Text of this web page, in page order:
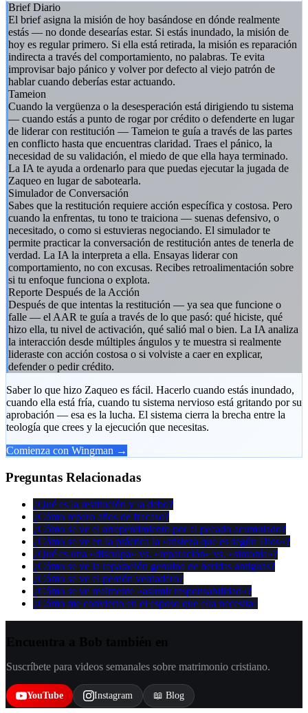
Brief Diario
El brief asigna la misión de hoy basándose en dónde realmente
estás — no donde desearías estar. Si estás inundado, la misión de
hoy es regular primero. Si ella está retirada, la misión es reparación
indirecta a través del comportamiento, no palabras. Te evita
improvisar bajo pánico y volver por defecto al viejo patrón de
hablar cuando deberías estar actuando.
Tameion
Cuando la vergüenza o la desesperación está dirigiendo tu sistema
— cuando estás a punto de rogar por crédito o defenderte en lugar
de liderar con restitución — Tameion te guía a través de las partes
en conflicto hasta que encuentras claridad. Traes el pánico, la
necesidad de su validación, el miedo de que ella haya terminado.
La IA te ayuda a ordenarlo para que puedas ejecutar la jugada de
Zaqueo en lugar de sabotearla.
Simulador de Conversación
Sabes que la restitución requiere acción específica y costosa. Pero
cuando la enfrentas, tu tono te traiciona — suenas defensivo, o
necesitado, o como si estuvieras negociando. El simulador te
permite practicar la conversación de restitución antes de tenerla de
verdad. La IA la interpreta a ella. Ensayas liderar con
comportamiento, no con excusas. Recibes retroalimentación sobre
si tu enfoque funciona o explota.
Reporte Después de la Acción
Después de que intentas la restitución — ya sea que funcione o
falle — el AAR te guía a través de lo que pasó: qué hiciste, qué
hizo ella, tu nivel de activación, qué salió mal o bien. La IA analiza
la interacción desde múltiples ángulos y te muestra si realmente
lideraste con acción costosa o si volviste a caer en explicar,
defender o pedir crédito.
Saber lo que hizo Zaqueo es fácil. Hacerlo cuando estás inundado,
cuando ella está fría, cuando tu sistema nervioso está gritando por su
aprobación — esa es la lucha. El sistema cierra la brecha entre la
teología que crees y la ejecución que necesitas.
Comienza con Wingman →
Preguntas Relacionadas
¿Qué es la restitución y la debo?
¿Cómo reparo años de fracaso?
¿Cómo se ve el arrepentimiento por el pecado acumulado?
¿Cómo se ve en la práctica la «tristeza que es según Dios»?
¿Qué es una «disculpa» vs. «reparación» vs. «sintonía»?
¿Cómo se ve la reparación genuina de heridas antiguas?
¿Cómo se ve el perdón verdadero?
¿Cómo se ve realmente «asumir responsabilidad»?
¿Cómo me convierto en el esposo que ella necesita?
Suscríbete para videos semanales sobre matrimonio cristiano.
YouTube Instagram 📖 Blog